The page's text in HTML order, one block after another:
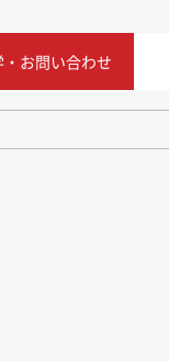
・お問い合わせ